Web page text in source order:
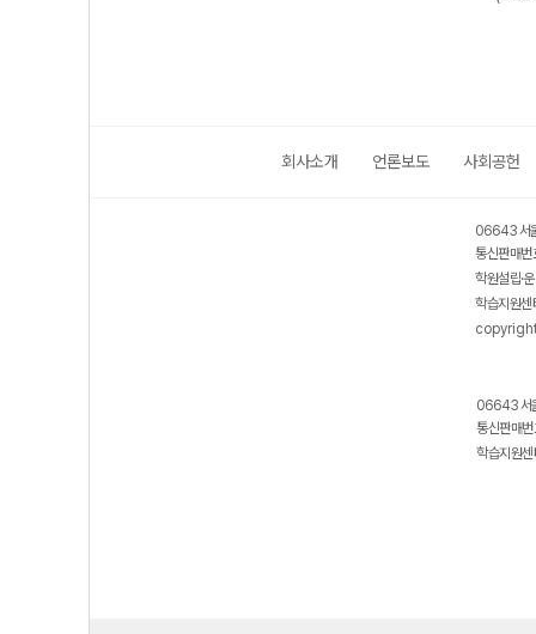
회사소개 언론보도 사회공헌
06643 서
통신판매
학원설립·
학습지원
06643 서
통신판매
학습지원